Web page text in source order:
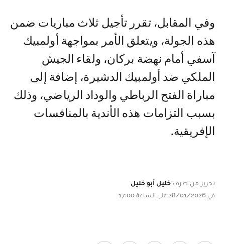
وفي المقابل، تقرر تأجيل ثلاث مباريات ضمن
هذه الجولة، ويتعلق الأمر بمواجهة أولمبيك
آسفي أمام نهضة بركان، ولقاء الجيش
الملكي ضد أولمبيك الدشيرة، إضافة إلى
مباراة الفتح الرباطي والوداد الرياضي، وذلك
بسبب التزامات هذه الأندية بالمنافسات
الإفريقية.
تحرير من طرف خليل أبو خليل
في 28/01/2026 على الساعة 17:00